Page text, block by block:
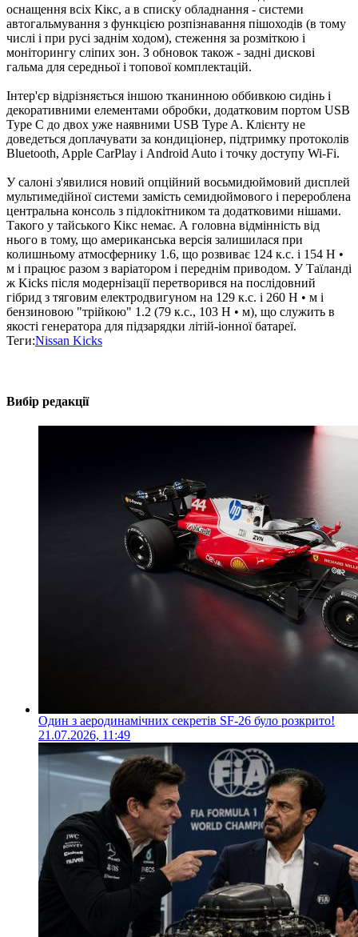
оснащення всіх Кікс, а в списку обладнання - системи
автогальмування з функцією розпізнавання пішоходів (в тому
числі і при русі заднім ходом), стеження за розміткою і
моніторингу сліпих зон. З обновок також - задні дискові
гальма для середньої і топової комплектацій.
Інтер'єр відрізняється іншою тканинною оббивкою сидінь і
декоративними елементами обробки, додатковим портом USB
Type C до двох уже наявними USB Type A. Клієнту не
доведеться доплачувати за кондиціонер, підтримку протоколів
Bluetooth, Apple CarPlay і Android Auto і точку доступу Wi-Fi.
У салоні з'явилися новий опційний восьмидюймовий дисплей
мультимедійної системи замість семидюймового і перероблена
центральна консоль з підлокітником та додатковими нішами.
Такого у тайського Кікс немає. А головна відмінність від
нього в тому, що американська версія залишилася при
колишньому атмосфернику 1.6, що розвиває 124 к.с. і 154 Н •
м і працює разом з варіатором і переднім приводом. У Таїланді
ж Kicks після модернізації перетворився на послідовний
гібрид з тяговим електродвигуном на 129 к.с. і 260 Н • м і
бензиновою "трійкою" 1.2 (79 к.с., 103 Н • м), що служить в
якості генератора для підзарядки літій-іонної батареї.
Теги:Nissan Kicks
Вибір редакції
Один з аеродинамічних секретів SF-26 було розкрито!
21.07.2026, 11:49